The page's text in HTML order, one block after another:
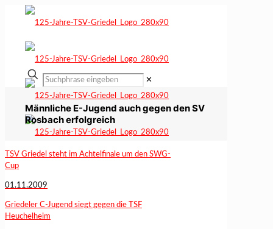
✕
Männliche E-Jugend auch gegen den SV
Rosbach erfolgreich
TSV Griedel steht im Achtelfinale um den SWG-
Cup
01.11.2009
Griedeler C-Jugend siegt gegen die TSF
Heuchelheim